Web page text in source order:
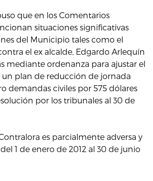
que en los Comentarios
situaciones significativas
del Municipio tales como el
el ex alcalde, Edgardo Arlequín
mediante ordenanza para ajustar el
un plan de reducción de jornada
demandas civiles por 575 dólares
por los tribunales al 30 de
es parcialmente adversa y
1 de enero de 2012 al 30 de junio